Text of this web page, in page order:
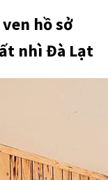
hồ sở
nhì Đà Lạt